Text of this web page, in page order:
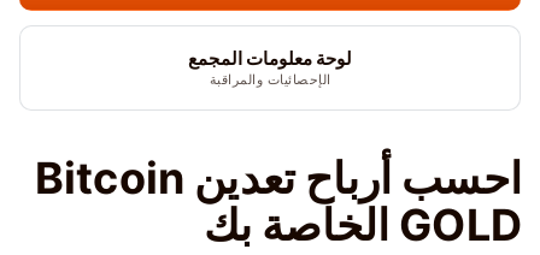
لوحة معلومات المجمع
الإحصائيات والمراقبة
احسب أرباح تعدين Bitcoin
GOLD الخاصة بك